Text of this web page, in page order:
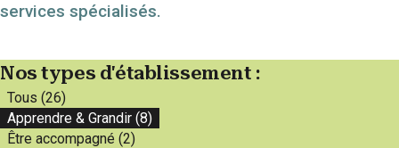
services spécialisés.
Nos types d'établissement :
Tous (26)
Apprendre & Grandir (8)
Être accompagné (2)